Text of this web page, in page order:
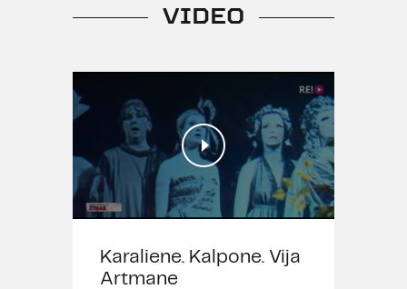
VIDEO
Karaliene. Kalpone. Vija
Artmane